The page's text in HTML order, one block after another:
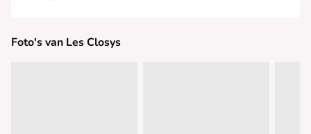
Foto's van Les Closys